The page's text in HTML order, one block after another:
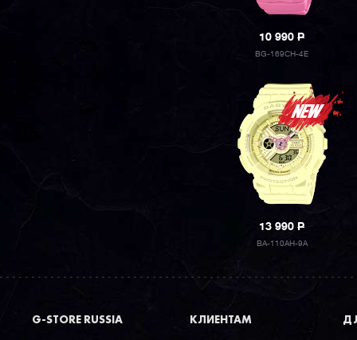
10 990P
BG-169CH-4E
13 990P
BA-110AH-9A
G-STORE RUSSIA КЛИЕНТАМ